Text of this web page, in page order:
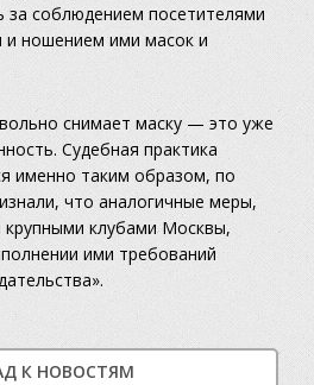
за соблюдением посетителями
и ношением ими масок и
снимает маску — это уже
Судебная практика
именно таким образом, по
что аналогичные меры,
клубами Москвы,
ими требований
К НОВОСТЯМ